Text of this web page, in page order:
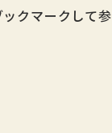
クマークして参